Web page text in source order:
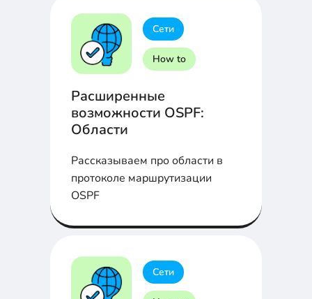
Сети
How to
Расширенные
возможности OSPF:
Области
Рассказываем про области в
протоколе маршрутизации
OSPF
Сети